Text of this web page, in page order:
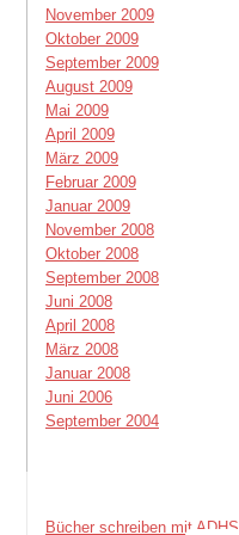
November 2009
Oktober 2009
September 2009
August 2009
Mai 2009
April 2009
März 2009
Februar 2009
Januar 2009
November 2008
Oktober 2008
September 2008
Juni 2008
April 2008
März 2008
Januar 2008
Juni 2006
September 2004
Bücher schreiben mit ADHS